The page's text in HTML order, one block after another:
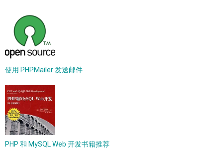
使用 PHPMailer 发送邮件
PHP 和 MySQL Web 开发书籍推荐